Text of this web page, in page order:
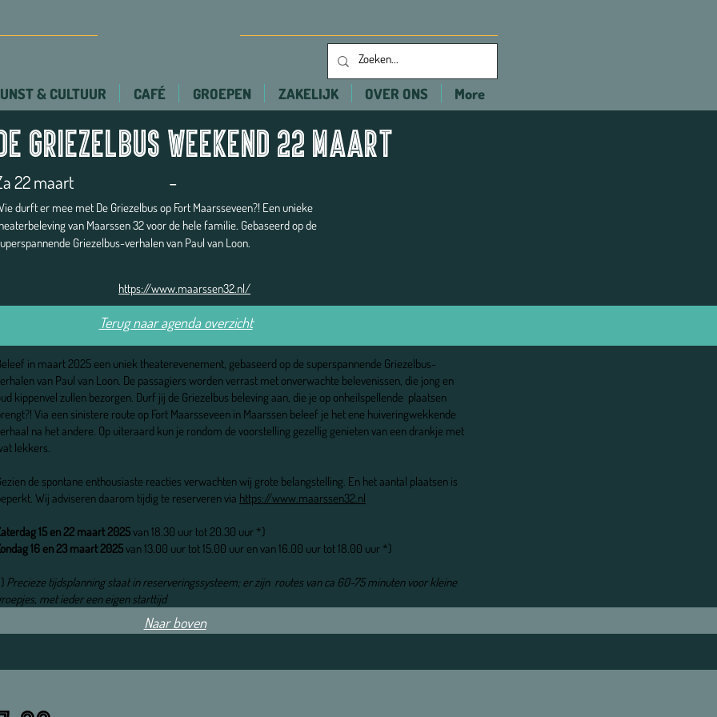
& CULTUUR CAFÉ GROEPEN ZAKELIJK OVER ONS More
Griezelbus weekend 22 maart
22 maart -
durft er mee met De Griezelbus op Fort Maarsseveen?! Een unieke
van Maarssen 32 voor de hele familie. Gebaseerd op de
Griezelbus-verhalen van Paul van Loon.
https://www.maarssen32.nl/
Terug naar agenda overzicht
in maart 2025 een uniek theaterevenement, gebaseerd op de superspannende Griezelbus-
van Paul van Loon. De passagiers worden verrast met onverwachte belevenissen, die jong en
kippenvel zullen bezorgen. Durf jij de Griezelbus beleving aan, die je op onheilspellende plaatsen
Via een sinistere route op Fort Maarsseveen in Maarssen beleef je het ene huiveringwekkende
na het andere. Op uiteraard kun je rondom de voorstelling gezellig genieten van een drankje met
lekkers.
de spontane enthousiaste reacties verwachten wij grote belangstelling. En het aantal plaatsen is
Wij adviseren daarom tijdig te reserveren via https://www.maarssen32.nl
15 en 22 maart 2025van 18.30 uur tot 20.30 uur *)
16 en 23 maart 2025van 13.00 uur tot 15.00 uur en van 16.00 uur tot 18.00 uur *)
Precieze tijdsplanning staat in reserveringssysteem; er zijn routes van ca 60-75 minuten voor kleine
met ieder een eigen starttijd
Naar boven